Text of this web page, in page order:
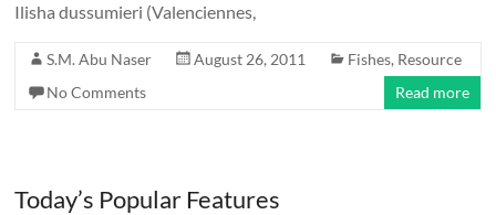
Ilisha dussumieri (Valenciennes,
S.M. Abu Naser August 26, 2011 Fishes, Resource
No Comments
Read more
Today’s Popular Features